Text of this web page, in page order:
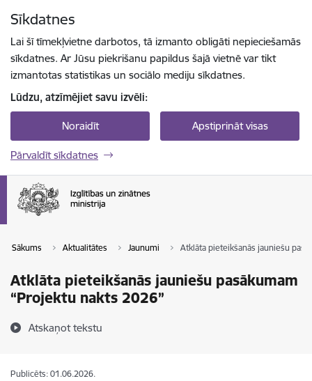
Sīkdatnes
Lai šī tīmekļvietne darbotos, tā izmanto obligāti nepieciešamās
sīkdatnes. Ar Jūsu piekrišanu papildus šajā vietnē var tikt
izmantotas statistikas un sociālo mediju sīkdatnes.
Lūdzu, atzīmējiet savu izvēli:
Noraidīt Apstiprināt visas
Pārvaldīt sīkdatnes
Sākums Aktualitātes Jaunumi Atklāta pieteikšanās jauniešu
Atklāta pieteikšanās jauniešu pasākumam
“Projektu nakts 2026”
Atskaņot tekstu
Publicēts: 01.06.2026.